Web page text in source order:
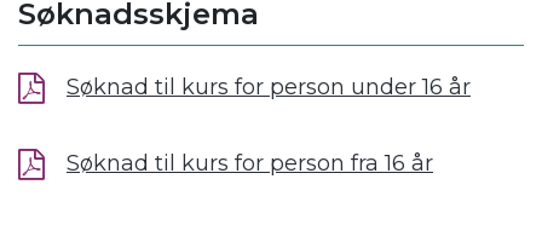
Søknadsskjema
Søknad til kurs for person under 16 år
Søknad til kurs for person fra 16 år